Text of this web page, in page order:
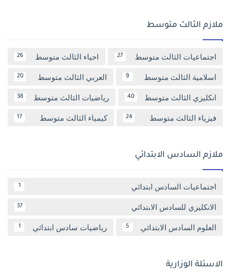
ملازم الثالث متوسط
اجتماعيات الثالث متوسط 27 احياء الثالث متوسط 26
اسلامية الثالث متوسط 9 العربي الثالث متوسط 20
انكليزي الثالث متوسط 40 رياضيات الثالث متوسط 38
فيزياء الثالث متوسط 24 كيمياء الثالث متوسط 17
ملازم السادس الابتدائي
اجتماعيات السادس ابتدائي 1
الانكليزي للسادس الابتدائي 37
العلوم السادس الابتدائي 5 رياضيات سادس ابتدائي 1
الاسئلة الوزارية